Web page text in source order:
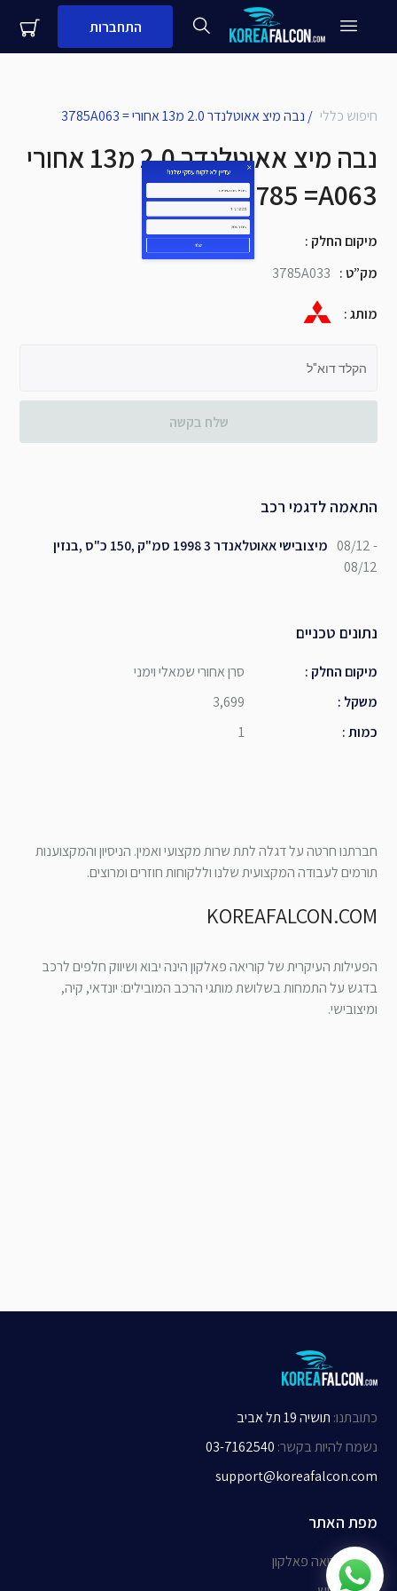
התחברות
שם + שם משפחה
מספר נייד
נבה מיצ אאוטלנדר 2.0 מ13 אחורי = 3785A063 / חיפוש כללי
נבה מיצ אאוטלנדר 2.0 מ13 אחורי
= 3785A063
: מיקום החלק
3785A033 :מק”ט
:מותג
הקלד דוא"ל
שלח בקשה
התאמה לדגמי רכב
מיצובישי אאוטלאנדר 3 1998 סמ"ק ,150 כ"ס ,בנזין 08/12 -
08/12
נתונים טכניים
סרן אחורי שמאלי וימני : מיקום החלק
3,699
: משקל
1
:כמות
חברתנו חרטה על דגלה לתת שרות מקצועי ואמין. הניסיון והמקצוענות
תורמים לעבודה המקצועית שלנו וללקוחות חוזרים ומרוצים.
KOREAFALCON.COM
הפעילות העיקרית של קוריאה פאלקון הינה יבוא ושיווק חלפים לרכב
בדגש על התמחות בשלושת מותגי הרכב המובילים: יונדאי, קיה,
ומיצובישי.
מפת האתר
אודות קוריאה פאלקון
תושיה 19 תל אביב :כתובתנו
03-7162540 :נשמח להיות בקשר
support@koreafalcon.com